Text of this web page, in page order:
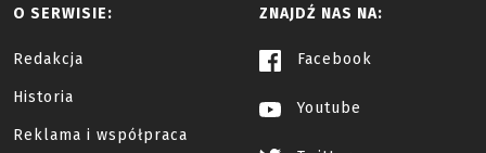
O SERWISIE:
Redakcja
Historia
Reklama i współpraca
ZNAJDŹ NAS NA:
Facebook
Youtube